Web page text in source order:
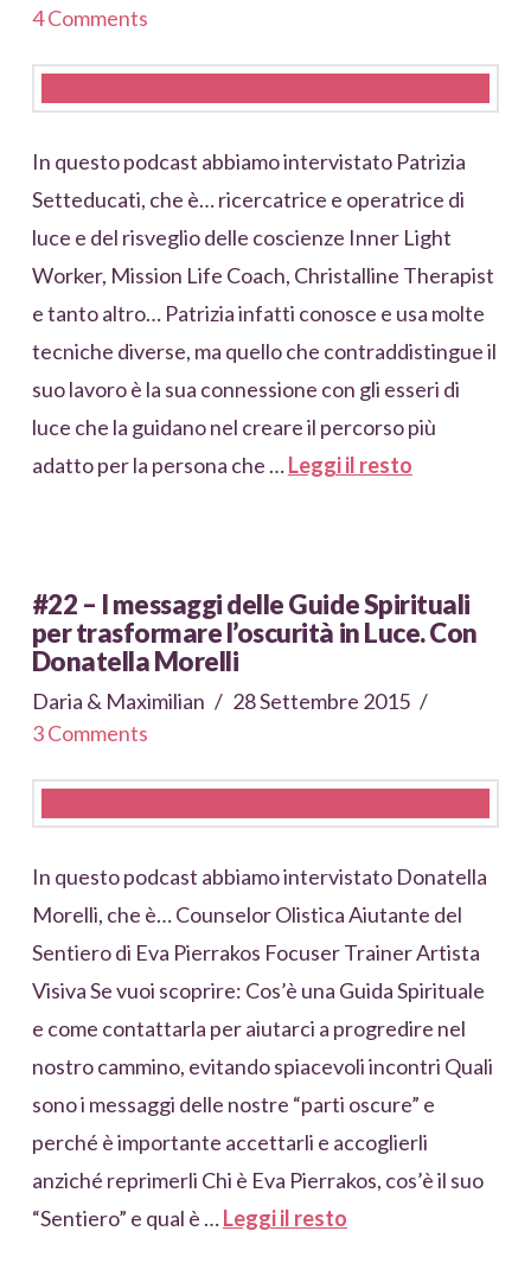
4 Comments
In questo podcast abbiamo intervistato Patrizia
Setteducati, che è… ricercatrice e operatrice di
luce e del risveglio delle coscienze Inner Light
Worker, Mission Life Coach, Christalline Therapist
e tanto altro… Patrizia infatti conosce e usa molte
tecniche diverse, ma quello che contraddistingue il
suo lavoro è la sua connessione con gli esseri di
luce che la guidano nel creare il percorso più
adatto per la persona che …Leggi il resto
#22 – I messaggi delle Guide Spirituali
per trasformare l’oscurità in Luce. Con
Donatella Morelli
Daria & Maximilian
28 Settembre 2015
3 Comments
In questo podcast abbiamo intervistato Donatella
Morelli, che è… Counselor Olistica Aiutante del
Sentiero di Eva Pierrakos Focuser Trainer Artista
Visiva Se vuoi scoprire: Cos’è una Guida Spirituale
e come contattarla per aiutarci a progredire nel
nostro cammino, evitando spiacevoli incontri Quali
sono i messaggi delle nostre “parti oscure” e
perché è importante accettarli e accoglierli
anziché reprimerli Chi è Eva Pierrakos, cos’è il suo
“Sentiero” e qual è …Leggi il resto